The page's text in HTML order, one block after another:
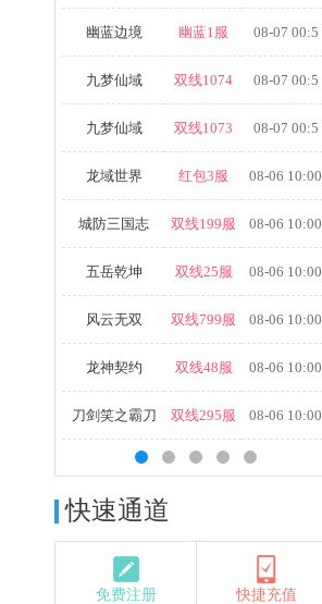
幽蓝边境 幽蓝1服 08-07 00:5
九梦仙域 双线1074 08-07 00:5
九梦仙域 双线1073 08-07 00:5
龙域世界 红包3服 08-06 10:00
城防三国志 双线199服 08-06 10:00
五岳乾坤 双线25服 08-06 10:00
风云无双 双线799服 08-06 10:00
龙神契约 双线48服 08-06 10:00
刀剑笑之霸刀 双线295服 08-06 10:00
快速通道
免费注册 快捷充值